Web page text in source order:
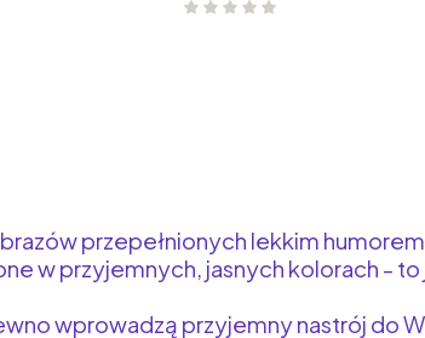
przepełnionych lekkim
w przyjemnych, jasnych kolorach -
wprowadzą przyjemny nastrój do